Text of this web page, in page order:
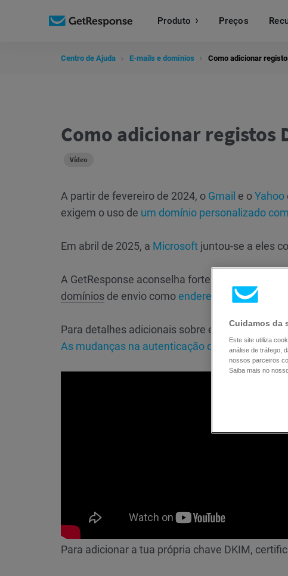
Produto Preços
Centro de Ajuda E-mails e domínios Como adicionar
Como adicionar registos
Vídeo
A partir de fevereiro de 2024, o Gmail e oYahoo
exigem o uso de um domínio personalizado
Em abril de 2025, a Microsoft juntou-se a eles
A GetResponse aconselha fortemente que
domínios de envio como endereços de
Para detalhes adicionais sobre estas
As mudanças na autenticação do Gmail e do
Para adicionar a tua própria chave DKIM,
Cuidamos da
Este site utiliza
análise de tráfego,
nossos parceiros
Saiba mais no